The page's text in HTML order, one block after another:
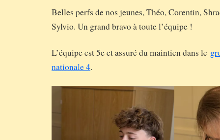
Belles perfs de nos jeunes, Théo, Corentin,
Sylvio. Un grand bravo à toute l’équipe !
L’équipe est 5e et assuré du maintien dans le
nationale 4.